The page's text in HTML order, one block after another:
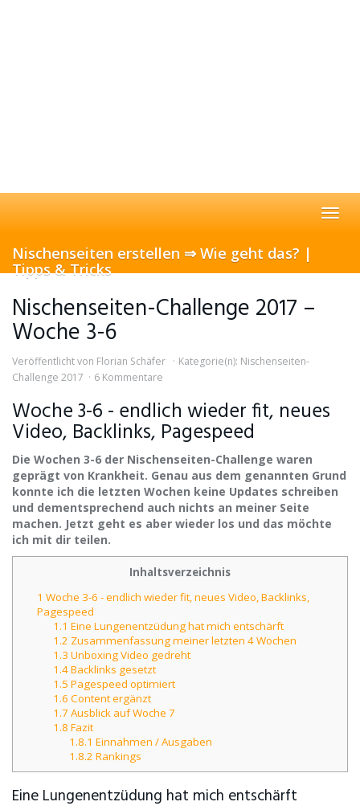
Nischenseiten erstellen ⇒ Wie geht das? |
Tipps & Tricks
Nischenseiten-Challenge 2017 –
Woche 3-6
Veröffentlicht von Florian Schäfer Kategorie(n): Nischenseiten-
Challenge 2017
6 Kommentare
Woche 3-6 - endlich wieder fit, neues
Video, Backlinks, Pagespeed
​Die Wochen 3-6 der Nischenseiten-Challenge waren
geprägt von Krankheit. Genau aus dem genannten Grund
konnte ich die letzten Wochen keine Updates schreiben
und dementsprechend auch nichts an meiner Seite
machen. Jetzt geht es aber wieder los und das möchte
ich mit dir teilen.
Inhaltsverzeichnis
1 Woche 3-6 - endlich wieder fit, neues Video, Backlinks,
Pagespeed
1.1 Eine Lungenentzüdung hat mich entschärft
1.2 ​Zusammenfassung meiner letzten 4 Wochen
1.3 Unboxing Video gedreht
1.4Backlinks gesetzt
1.5 Pagespeed optimiert​
1.6 Content ergänzt​
1.7 Ausblick auf Woche 7​
1.8 Fazit​
1.8.1 Einnahmen / Ausgaben​
1.8.2 Rankings
Eine Lungenentzüdung hat mich entschärft